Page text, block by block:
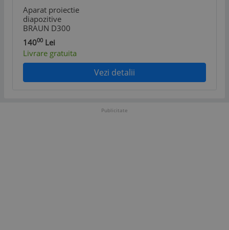
Aparat proiectie
diapozitive
BRAUN D300
14000 Lei
Livrare gratuita
Vezi detalii
Publicitate